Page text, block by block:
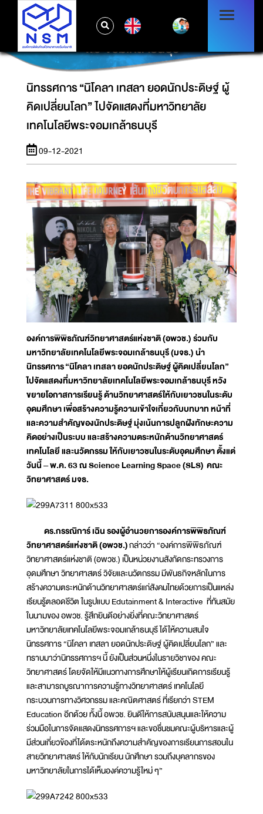
นิทรรศการ “นิโคลา เทสลา ยอดนักประดิษฐ์ ผู้คิด
เปลี่ยนโลก” ไปจัดแสดงที่มหาวิทยาลัยเทคโนโลยี
พระจอมเกล้าธนบุรี
นิทรรศการ “นิโคลา เทสลา ยอดนักประดิษฐ์ ผู้
คิดเปลี่ยนโลก” ไปจัดแสดงที่มหาวิทยาลัย
เทคโนโลยีพระจอมเกล้าธนบุรี
09-12-2021
องค์การพิพิธภัณฑ์วิทยาศาสตร์แห่งชาติ (อพวช.) ร่วมกับ
มหาวิทยาลัยเทคโนโลยีพระจอมเกล้าธนบุรี (มจธ.) นำ
นิทรรศการ“นิโคลา เทสลา ยอดนักประดิษฐ์ ผู้คิดเปลี่ยนโลก”
ไปจัดแสดงที่มหาวิทยาลัยเทคโนโลยีพระจอมเกล้าธนบุรี หวัง
ขยายโอกาสการเรียนรู้ ด้านวิทยาศาสตร์ให้กับเยาวชนในระดับ
อุดมศึกษา เพื่อสร้างความรู้ความเข้าใจเกี่ยวกับบทบาท หน้าที่
และความสำคัญของนักประดิษฐ์ มุ่งเน้นการปลูกฝังทักษะความ
คิดอย่างเป็นระบบ และสร้างความตระหนักด้านวิทยาศาสตร์
เทคโนโลยี และนวัตกรรม ให้กับเยาวชนในระดับอุดมศึกษา ตั้งแต่
วันนี้ – พ.ค. 63 ณ Science Learning Space (SLS) คณะ
วิทยาศาสตร์ มจธ.
ดร.กรรณิการ์ เฉิน รองผู้อำนวยการองค์การพิพิธภัณฑ์
วิทยาศาสตร์แห่งชาติ (อพวช.)กล่าวว่า “องค์การพิพิธภัณฑ์
วิทยาศาสตร์แห่งชาติ (อพวช.) เป็นหน่วยงานสังกัดกระทรวงการ
อุดมศึกษา วิทยาศาสตร์ วิจัยและนวัตกรรม มีพันธกิจหลักในการ
สร้างความตระหนักด้านวิทยาศาสตร์แก่สังคมไทยด้วยการเป็นแหล่ง
เรียนรู้ตลอดชีวิต ในรูปแบบ Edutainment & Interactive ที่ทันสมัย
ในนามของ อพวช. รู้สึกยินดีอย่างยิ่งที่คณะวิทยาศาสตร์
มหาวิทยาลัยเทคโนโลยีพระจอมเกล้าธนบุรี ได้ให้ความสนใจ
นิทรรศการ “นิโคลา เทสลา ยอดนักประดิษฐ์ ผู้คิดเปลี่ยนโลก” และ
ทราบมาว่านิทรรศการฯ นี้ ยังเป็นส่วนหนึ่งในรายวิชาของ คณะ
วิทยาศาสตร์ โดยจัดให้มีแนวทางการศึกษาให้ผู้เรียนเกิดการเรียนรู้
และสามารถบูรณาการความรู้ทางวิทยาศาสตร์ เทคโนโลยี
กระบวนการทางวิศวกรรม และคณิตศาสตร์ ที่เรียกว่า STEM
Education อีกด้วย ทั้งนี้ อพวช. ยินดีให้การสนับสนุนและให้ความ
ร่วมมือในการจัดแสดงนิทรรศการฯ และขอชื่นชมคณะผู้บริหารและผู้
มีส่วนเกี่ยวข้องที่ได้ตระหนักถึงความสำคัญของการเรียนการสอนใน
สายวิทยาศาสตร์ ให้กับนักเรียน นักศึกษา รวมถึงบุคลากรของ
มหาวิทยาลัยในการได้เห็นองค์ความรู้ใหม่ ๆ”